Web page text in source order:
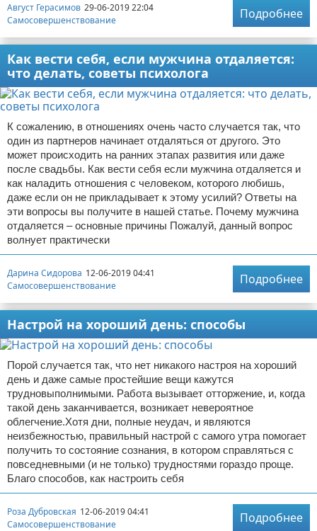
Август Герасимов 29-06-2019 22:04
Самосовершенствование
Подробнее
Как вести себя, если мужчина отдаляется:
что делать, советы психолога
К сожалению, в отношениях очень часто случается так, что
один из партнеров начинает отдаляться от другого. Это
может происходить на ранних этапах развития или даже
после свадьбы. Как вести себя если мужчина отдаляется и
как наладить отношения с человеком, которого любишь,
даже если он не прикладывает к этому усилий? Ответы на
эти вопросы вы получите в нашей статье. Почему мужчина
отдаляется – основные причины Пожалуй, данный вопрос
волнует практически
Дарина Сидорова 12-06-2019 04:41
Самосовершенствование
Подробнее
Настрой на хороший день: способы
Порой случается так, что нет никакого настроя на хороший
день и даже самые простейшие вещи кажутся
трудновыполнимыми. Работа вызывает отторжение, и, когда
такой день заканчивается, возникает невероятное
облегчение.Хотя дни, полные неудач, и являются
неизбежностью, правильный настрой с самого утра помогает
получить то состояние сознания, в котором справляться с
повседневными (и не только) трудностями гораздо проще.
Благо способов, как настроить себя
Роза Дубровская 12-06-2019 04:41
Самосовершенствование
Подробнее